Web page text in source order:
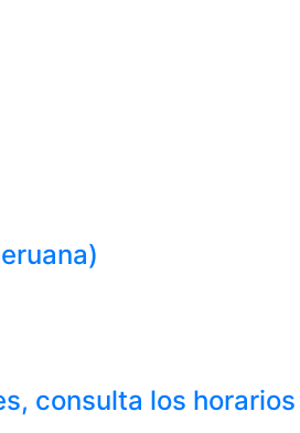
consulta los horarios